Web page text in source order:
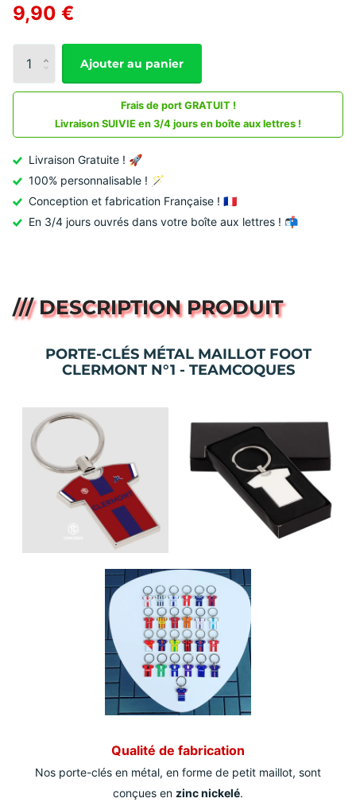
9,90 €
Ajouter au panier
Frais de port GRATUIT !
Livraison SUIVIE en 3/4 jours en boîte aux lettres !
Livraison Gratuite ! 🚀
100% personnalisable ! 🪄
Conception et fabrication Française ! 🇫🇷
En 3/4 jours ouvrés dans votre boîte aux lettres ! 📬
/// DESCRIPTION PRODUIT
PORTE-CLÉS MÉTAL MAILLOT FOOT
CLERMONT N°1 - TEAMCOQUES
Qualité de fabrication
Nos porte-clés en métal, en forme de petit maillot, sont
conçues en zinc nickelé.